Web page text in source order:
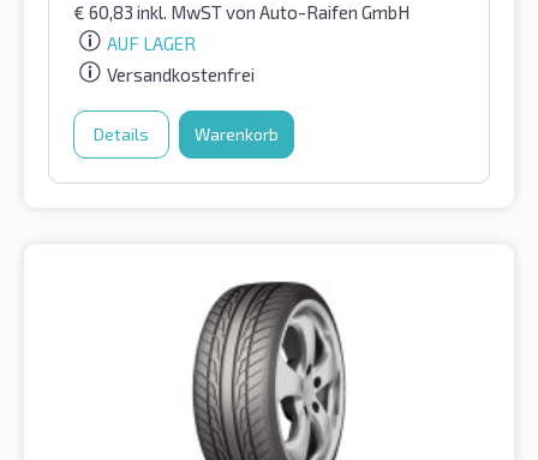
€ 60,83 inkl. MwSTvon Auto-Raifen GmbH
AUF LAGER
Versandkostenfrei
Details Warenkorb